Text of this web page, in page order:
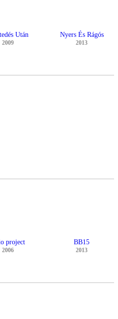
Után
2009
Nyers És Rágós
2013
project
2006
BB15
2013